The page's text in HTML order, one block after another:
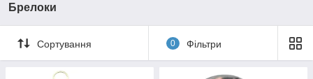
Брелоки
Сортування 0 Фільтри